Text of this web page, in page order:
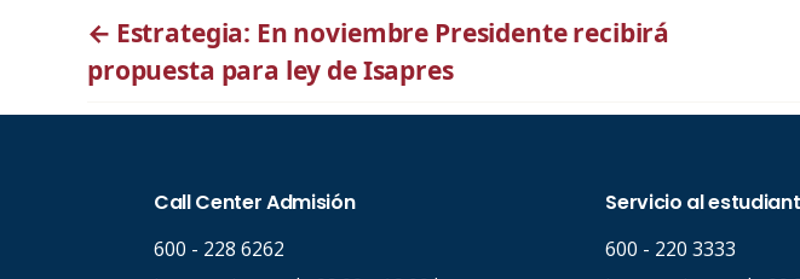
← Estrategia: En noviembre Presidente recibirá
propuesta para ley de Isapres